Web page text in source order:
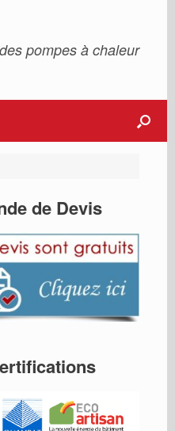
pompes à chaleur
de Devis